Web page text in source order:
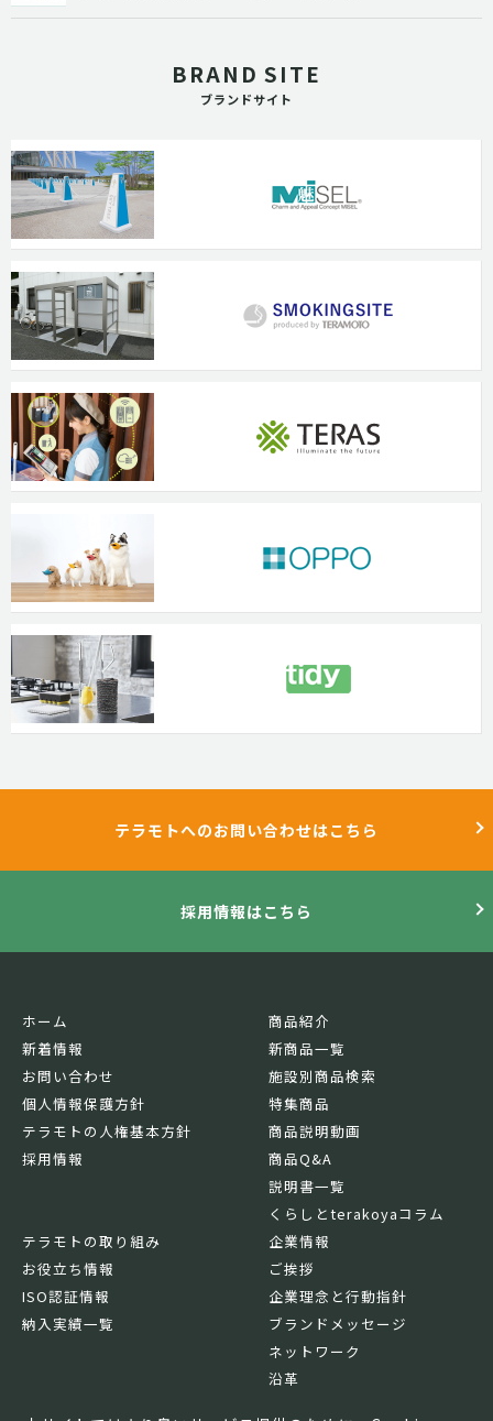
BRAND SITE
ブランドサイト
テラモトへのお問い合わせはこちら
採用情報はこちら
ホーム
新着情報
お問い合わせ
個人情報保護方針
テラモトの人権基本方針
採用情報
商品紹介
新商品一覧
施設別商品検索
特集商品
商品説明動画
商品Q&A
説明書一覧
くらしとterakoyaコラム
テラモトの取り組み
お役立ち情報
ISO認証情報
納入実績一覧
企業情報
ご挨拶
企業理念と行動指針
ブランドメッセージ
ネットワーク
沿革